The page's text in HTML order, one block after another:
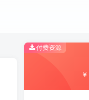
付费资源
￥